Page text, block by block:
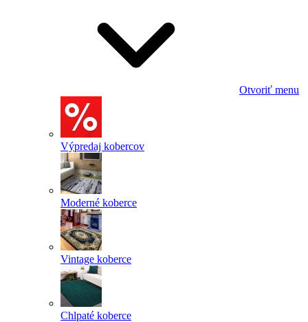
Otvoriť menu
Výpredaj kobercov
Moderné koberce
Vintage koberce
Chlpaté koberce